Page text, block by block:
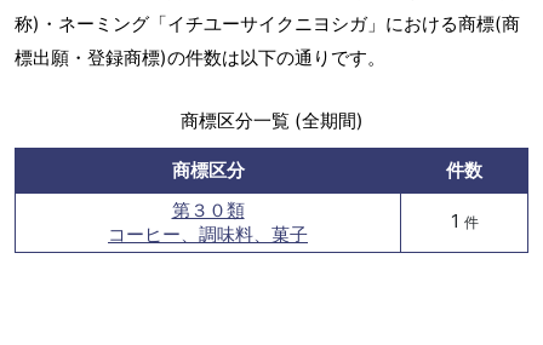
称)・ネーミング「イチユーサイクニヨシガ」における商標(商
標出願・登録商標)の件数は以下の通りです。
商標区分一覧 (全期間)
商標区分
件数
第３０類
コーヒー、調味料、菓子
1 件